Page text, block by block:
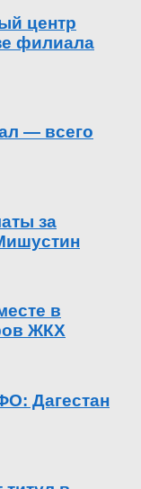
центр
филиала
— всего
за
в
ЖКХ
Дагестан